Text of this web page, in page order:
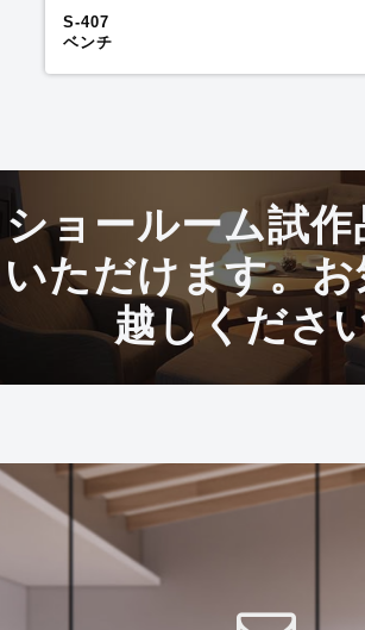
S-407
ベンチ
ショールーム試
いただけます。
越しくださ